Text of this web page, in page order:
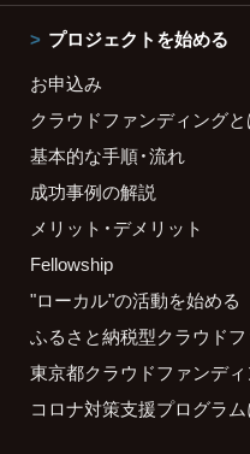
プロジェクトを始める
お申込み
クラウドファンディングと
基本的な手順・流れ
成功事例の解説
メリット・デメリット
Fellowship
"ローカル"の活動を始める
ふるさと納税型クラウド
東京都クラウドファンデ
コロナ対策支援プログラ